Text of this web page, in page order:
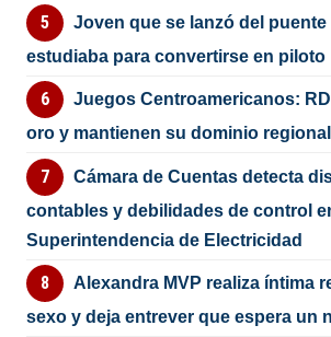
Joven que se lanzó del puente
estudiaba para convertirse en piloto
Juegos Centroamericanos:
oro y mantienen su dominio regional
Cámara de Cuentas detecta
contables y debilidades de control
Superintendencia de Electricidad
Alexandra MVP realiza íntima
sexo y deja entrever que espera un